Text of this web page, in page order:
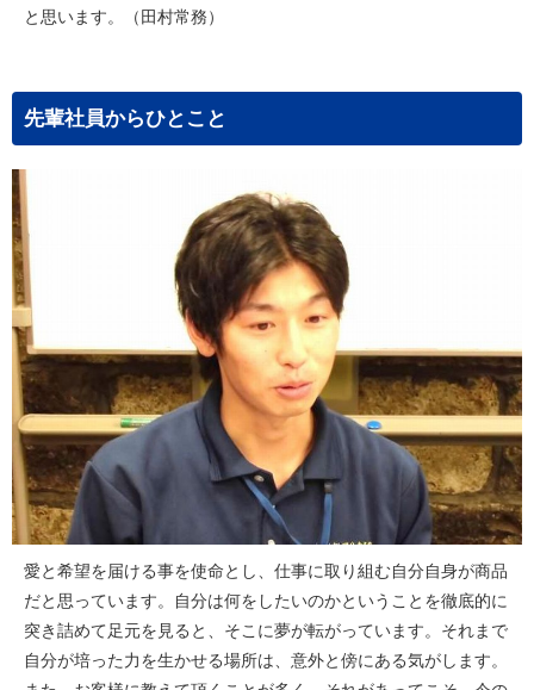
と思います。（田村常務）
先輩社員からひとこと
愛と希望を届ける事を使命とし、仕事に取り組む自分自身が商品
だと思っています。自分は何をしたいのかということを徹底的に
突き詰めて足元を見ると、そこに夢が転がっています。それまで
自分が培った力を生かせる場所は、意外と傍にある気がします。